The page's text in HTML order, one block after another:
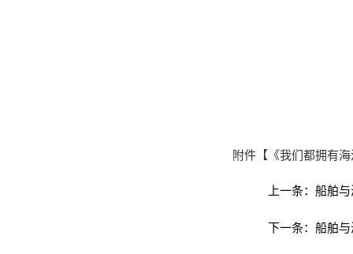
附件【 《我们都拥有
上一条： 船舶
下一条： 船舶与